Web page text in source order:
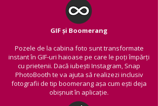
GIF și Boomerang
Pozele de la cabina foto sunt transformate
instant în GIF-uri haioase pe care le poți împărți
cu prietenii. Dacă iubești Instagram, Snap
PhotoBooth te va ajuta să realizezi inclusiv
fotografii de tip boomerang așa cum ești deja
obișnuit în aplicație.